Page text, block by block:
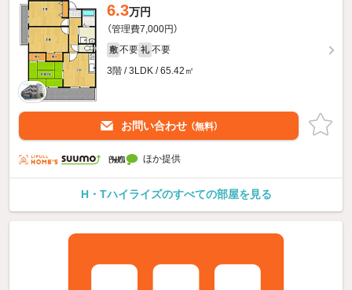
6.3万円
（管理費7,000円）
敷 不要 礼 不要
3階 / 3LDK / 65.42㎡
お問い合わせ （無料）
ほか提供
H・Tハイライズのすべての部屋を見る